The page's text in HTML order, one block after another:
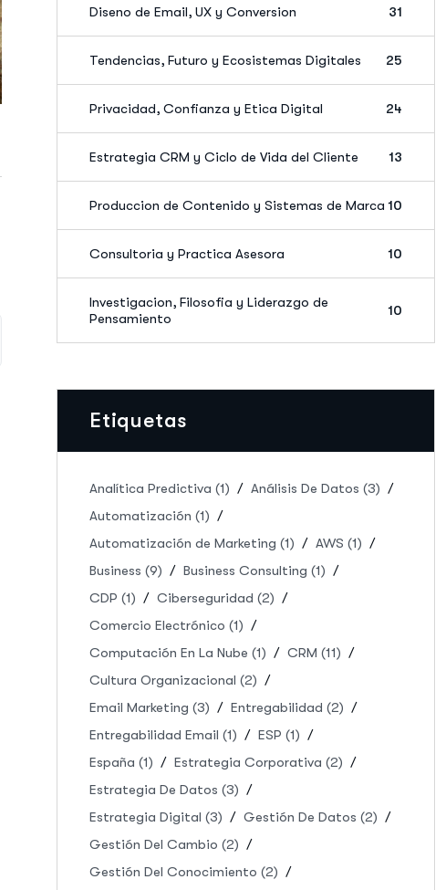
Diseno de Email, UX y Conversion 31
Tendencias, Futuro y Ecosistemas Digitales 25
Privacidad, Confianza y Etica Digital 24
Estrategia CRM y Ciclo de Vida del Cliente 13
Produccion de Contenido y Sistemas de Marca 10
Consultoria y Practica Asesora 10
Investigacion, Filosofia y Liderazgo de
Pensamiento
10
Etiquetas
Analítica Predictiva (1) Análisis De Datos (3)
Automatización (1)
Automatización de Marketing (1) AWS (1)
Business (9) Business Consulting (1)
CDP (1) Ciberseguridad (2)
Comercio Electrónico (1)
Computación En La Nube (1) CRM (11)
Cultura Organizacional (2)
Email Marketing (3) Entregabilidad (2)
Entregabilidad Email (1) ESP (1)
España (1) Estrategia Corporativa (2)
Estrategia De Datos (3)
Estrategia Digital (3) Gestión De Datos (2)
Gestión Del Cambio (2)
Gestión Del Conocimiento (2)